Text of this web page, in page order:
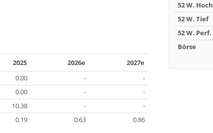
2025 2026e
2027e
0.00 -
-
0.00 -
-
10.38 -
-
0.19 0.63 0.86
52 W. Hoch
52 W. Tief
52 W. Perf.
Börse